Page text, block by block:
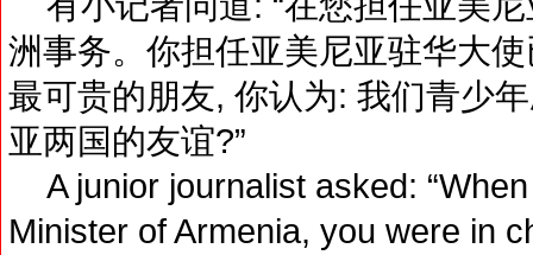
洲事务。你担任亚美尼亚驻华大
最可贵的朋友, 你认为: 我们青少
亚两国的友谊?”
A junior journalist asked:
Minister of Armenia, you were in